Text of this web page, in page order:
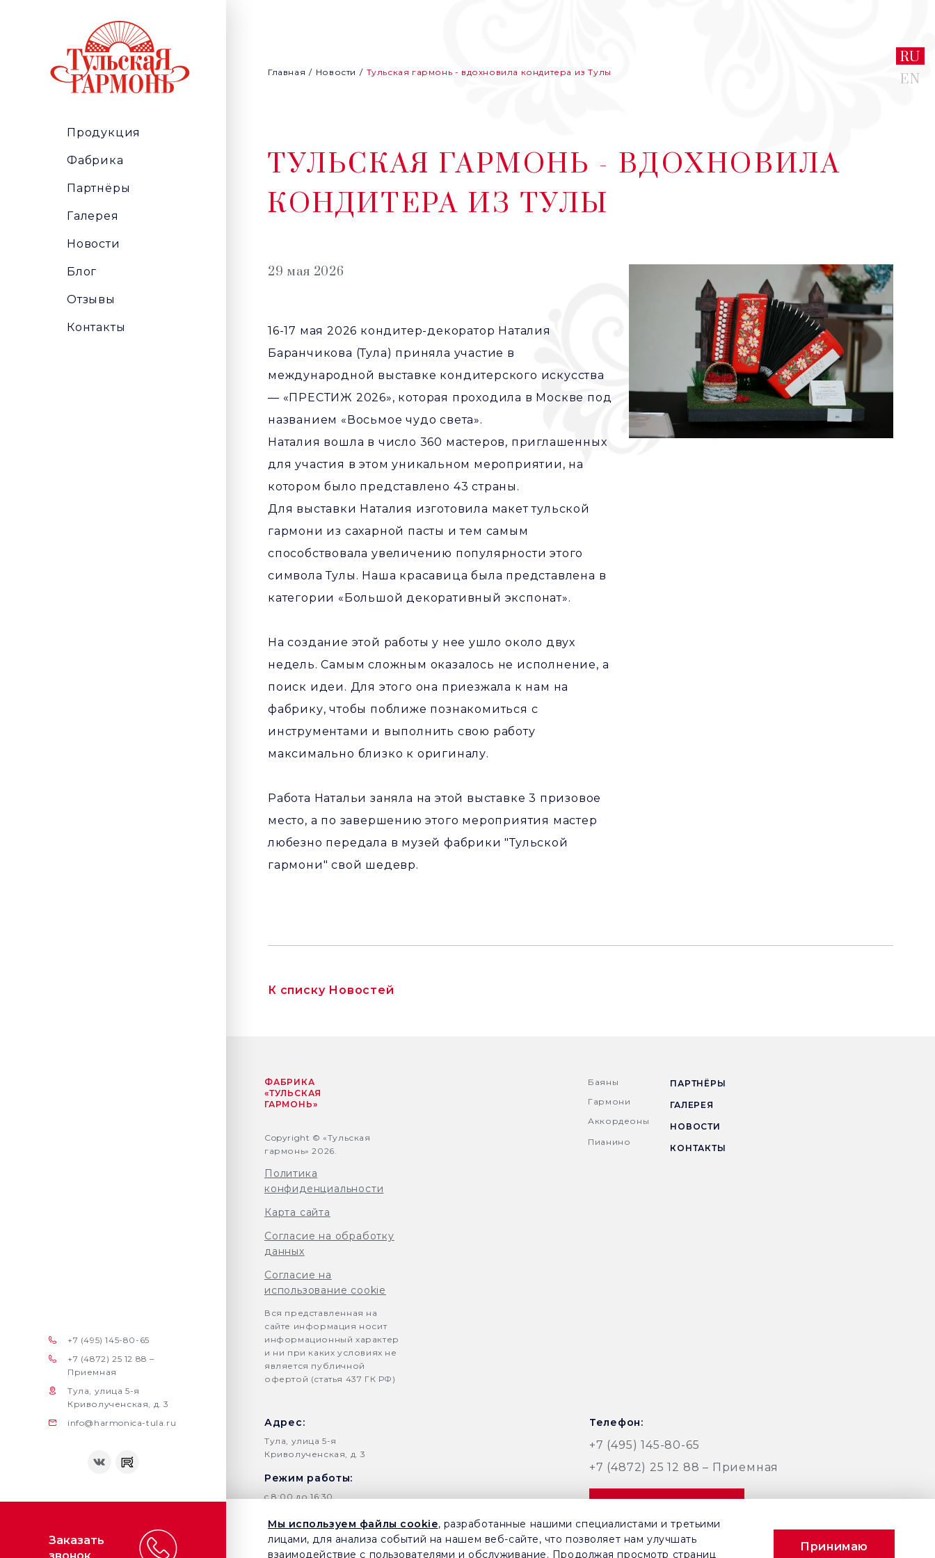
Продукция
Фабрика
Партнёры
Галерея
Новости
Блог
Отзывы
Контакты
+7 (495) 145-80-65
+7 (4872) 25 12 88 –
Приемная
Тула, улица 5-я
Криволученская, д. 3
info@harmonica-tula.ru
Заказать
RU
EN
Главная Новости Тульская гармонь - вдохновила кондитера из Тулы
ТУЛЬСКАЯ ГАРМОНЬ - ВДОХНОВИЛА
КОНДИТЕРА ИЗ ТУЛЫ
29 мая 2026
16-17 мая 2026 кондитер-декоратор Наталия
Баранчикова (Тула) приняла участие в
международной выставке кондитерского искусства
— «ПРЕСТИЖ 2026», которая проходила в Москве под
названием «Восьмое чудо света».
Наталия вошла в число 360 мастеров, приглашенных
для участия в этом уникальном мероприятии, на
котором было представлено 43 страны.
Для выставки Наталия изготовила макет тульской
гармони из сахарной пасты и тем самым
способствовала увеличению популярности этого
символа Тулы. Наша красавица была представлена в
категории «Большой декоративный экспонат».
На создание этой работы у нее ушло около двух
недель. Самым сложным оказалось не исполнение, а
поиск идеи. Для этого она приезжала к нам на
фабрику, чтобы поближе познакомиться с
инструментами и выполнить свою работу
максимально близко к оригиналу.
Работа Натальи заняла на этой выставке 3 призовое
место, а по завершению этого мероприятия мастер
любезно передала в музей фабрики "Тульской
гармони" свой шедевр.
К списку Новостей
ФАБРИКА
«ТУЛЬСКАЯ
ГАРМОНЬ»
Copyright © «Тульская
гармонь» 2026.
Политика
конфиденциальности
Карта сайта
Согласие на обработку
данных
Согласие на
использование cookie
Вся представленная на
сайте информация носит
информационный характер
и ни при каких условиях не
является публичной
офертой (статья 437 ГК РФ)
Баяны
Гармони
Аккордеоны
Пианино
ПАРТНЁРЫ
ГАЛЕРЕЯ
НОВОСТИ
КОНТАКТЫ
Адрес:
Тула, улица 5-я
Криволученская, д. 3
Режим работы:
c 8:00 до 16:30
Почта:
info@harmonica-tula.ru
Телефон:
+7 (495) 145-80-65
+7 (4872) 25 12 88 – Приемная
Мы используем файлы cookie, разработанные нашими специалистами и третьими
лицами, для анализа событий на нашем веб-сайте, что позволяет нам улучшать
взаимодействие с пользователями и обслуживание. Продолжая просмотр страниц
Принимаю